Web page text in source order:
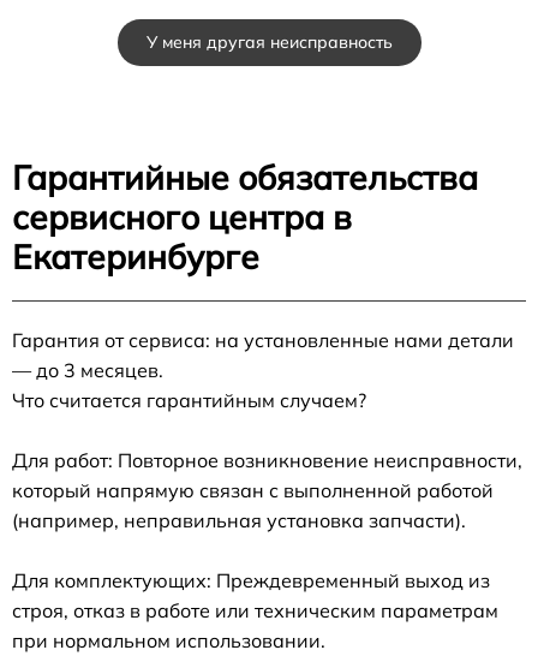
У меня другая неисправность
Гарантийные обязательства
сервисного центра в
Екатеринбурге
Гарантия от сервиса: на установленные нами детали
— до 3 месяцев.
Что считается гарантийным случаем?
Для работ: Повторное возникновение неисправности,
который напрямую связан с выполненной работой
(например, неправильная установка запчасти).
Для комплектующих: Преждевременный выход из
строя, отказ в работе или техническим параметрам
при нормальном использовании.